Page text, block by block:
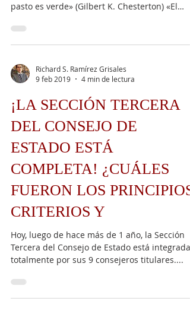
pasto es verde» (Gilbert K. Chesterton) «El
Richard S. Ramírez Grisales
9 feb 2019
4 min de lectura
¡LA SECCIÓN TERCERA
DEL CONSEJO DE
ESTADO ESTÁ
COMPLETA! ¿CUÁLES
FUERON LOS PRINCIPIOS,
CRITERIOS Y
Hoy, luego de hace más de 1 año, la Sección
Tercera del Consejo de Estado está integrada
totalmente por sus 9 consejeros titulares....